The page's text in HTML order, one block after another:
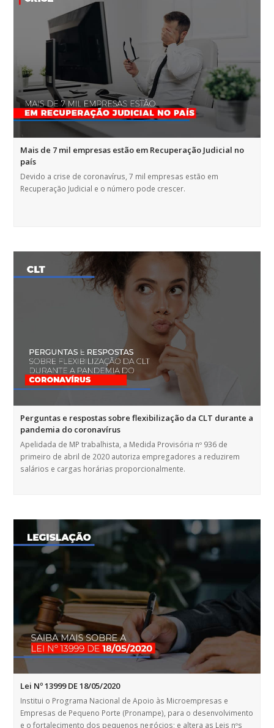
Mais de 7 mil empresas estão em Recuperação Judicial no
país
Devido a crise de coronavírus, 7 mil empresas estão em
Recuperação Judicial e o número pode crescer.
Perguntas e respostas sobre flexibilização da CLT durante a
pandemia do coronavírus
Apelidada de MP trabalhista, a Medida Provisória nº 936 de
primeiro de abril de 2020 autoriza empregadores a reduzirem
salários e cargas horárias proporcionalmente.
Lei Nº 13999 DE 18/05/2020
Institui o Programa Nacional de Apoio às Microempresas e
Empresas de Pequeno Porte (Pronampe), para o desenvolvimento
e o fortalecimento dos pequenos negócios; e altera as Leis nºs